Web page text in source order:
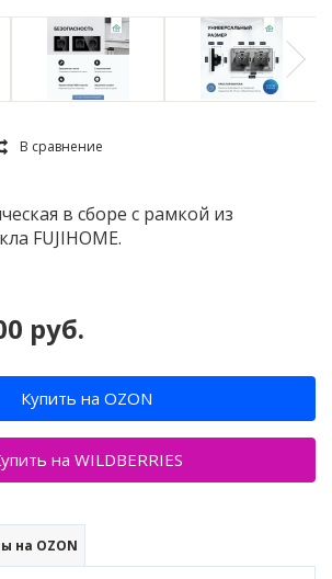
в сборе с рамкой из
FUJIHOME.
руб.
Купить на OZON
на WILDBERRIES
на OZON